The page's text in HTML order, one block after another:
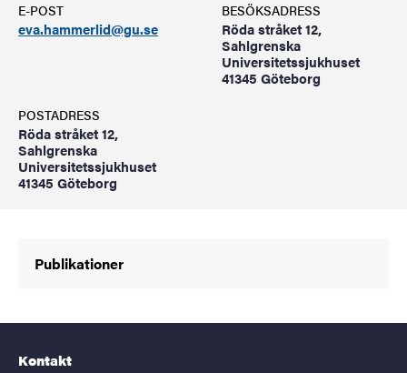
E-POST
eva.hammerlid@gu.se
BESÖKSADRESS
Röda stråket 12,
Sahlgrenska
Universitetssjukhuset
41345 Göteborg
POSTADRESS
Röda stråket 12,
Sahlgrenska
Universitetssjukhuset
41345 Göteborg
Publikationer
Kontakt